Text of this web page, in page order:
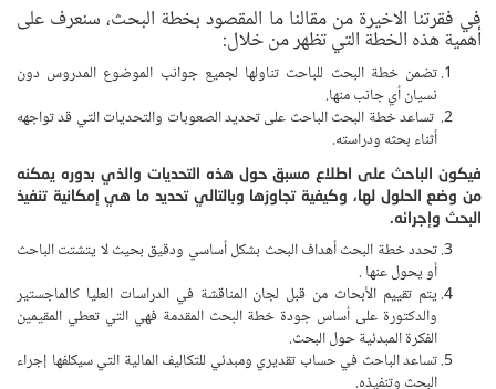
في فقرتنا الاخيرة من مقالنا ما المقصود بخطة البحث، سنعرف على
أهمية هذه الخطة التي تظهر من خلال:
تضمن خطة البحث للباحث تناولها لجميع جوانب الموضوع المدروس دون
نسيان أي جانب منها.
تساعد خطة البحث الباحث على تحديد الصعوبات والتحديات التي قد تواجهه
أثناء بحثه ودراسته.
فيكون الباحث على اطلاع مسبق حول هذه التحديات والذي بدوره يمكنه
من وضع الحلول لها، وكيفية تجاوزها وبالتالي تحديد ما هي إمكانية تنفيذ
البحث وإجرائه.
تحدد خطة البحث أهداف البحث بشكل أساسي ودقيق بحيث لا يتشتت الباحث
أو يحول عنها .
يتم تقييم الأبحاث من قبل لجان المناقشة في الدراسات العليا كالماجستير
والدكتورة على أساس جودة خطة البحث المقدمة فهي التي تعطي المقيمين
الفكرة المبدئية حول البحث.
تساعد الباحث في حساب تقديري ومبدئي للتكاليف المالية التي سيكلفها إجراء
البحث وتنفيذه.